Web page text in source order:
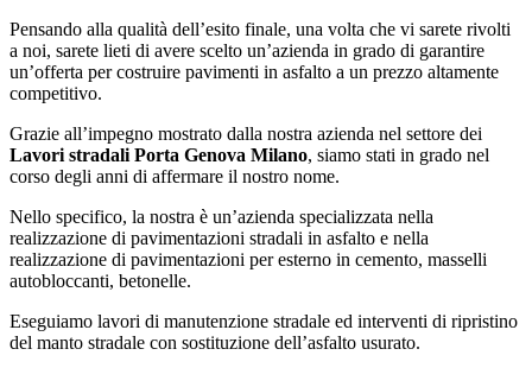
Pensando alla qualità dell’esito finale, una volta che vi sarete rivolti
a noi, sarete lieti di avere scelto un’azienda in grado di garantire
un’offerta per costruire pavimenti in asfalto a un prezzo altamente
competitivo.
Grazie all’impegno mostrato dalla nostra azienda nel settore dei
Lavori stradali Porta Genova Milano, siamo stati in grado nel
corso degli anni di affermare il nostro nome.
Nello specifico, la nostra è un’azienda specializzata nella
realizzazione di pavimentazioni stradali in asfalto e nella
realizzazione di pavimentazioni per esterno in cemento, masselli
autobloccanti, betonelle.
Eseguiamo lavori di manutenzione stradale ed interventi di ripristino
del manto stradale con sostituzione dell’asfalto usurato.